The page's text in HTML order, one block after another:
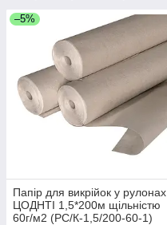
–5%
Папір для викрійок у рулонах
ЦОДНТІ 1,5*200м щільністю
60г/м2 (PС/К-1,5/200-60-1)